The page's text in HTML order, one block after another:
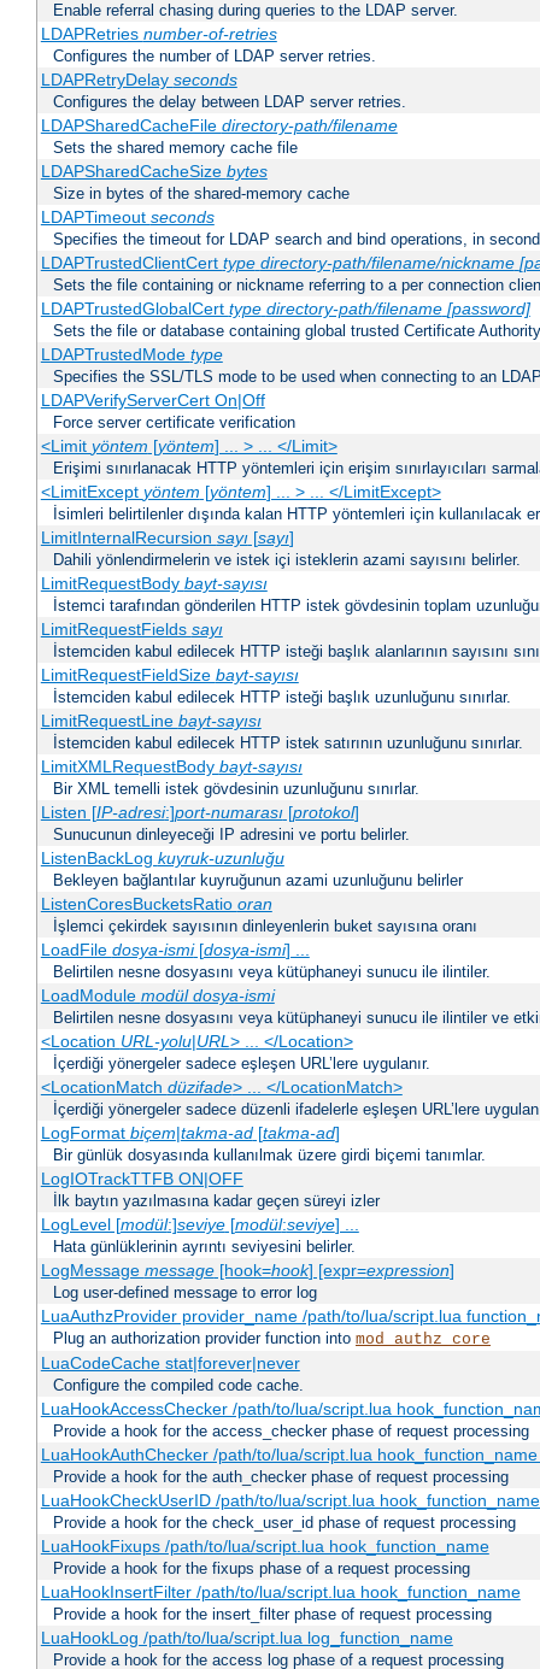
Enable referral chasing during queries to the LDAP server.
LDAPRetries number-of-retries
Configures the number of LDAP server retries.
LDAPRetryDelay seconds
Configures the delay between LDAP server retries.
LDAPSharedCacheFile directory-path/filename
Sets the shared memory cache file
LDAPSharedCacheSize bytes
Size in bytes of the shared-memory cache
LDAPTimeout seconds
Specifies the timeout for LDAP search and bind operations, in
LDAPTrustedClientCert type directory-path/filename/nickname
Sets the file containing or nickname referring to a per connection
LDAPTrustedGlobalCert type directory-path/filename [password]
Sets the file or database containing global trusted Certificate
LDAPTrustedMode type
Specifies the SSL/TLS mode to be used when connecting to an
LDAPVerifyServerCert On|Off
Force server certificate verification
<Limit yöntem [yöntem] ... > ... </Limit>
Erişimi sınırlanacak HTTP yöntemleri için erişim sınırlayıcıları
<LimitExcept yöntem [yöntem] ... > ... </LimitExcept>
İsimleri belirtilenler dışında kalan HTTP yöntemleri için kullanılacak
LimitInternalRecursion sayı[sayı]
Dahili yönlendirmelerin ve istek içi isteklerin azami sayısını belirler.
LimitRequestBody bayt-sayısı
İstemci tarafından gönderilen HTTP istek gövdesinin toplam
LimitRequestFields sayı
İstemciden kabul edilecek HTTP isteği başlık alanlarının sayısını
LimitRequestFieldSize bayt-sayısı
İstemciden kabul edilecek HTTP isteği başlık uzunluğunu sınırlar.
LimitRequestLine bayt-sayısı
İstemciden kabul edilecek HTTP istek satırının uzunluğunu sınırlar.
LimitXMLRequestBody bayt-sayısı
Bir XML temelli istek gövdesinin uzunluğunu sınırlar.
Listen [IP-adresi:]port-numarası[protokol]
Sunucunun dinleyeceği IP adresini ve portu belirler.
ListenBackLog kuyruk-uzunluğu
Bekleyen bağlantılar kuyruğunun azami uzunluğunu belirler
ListenCoresBucketsRatio oran
İşlemci çekirdek sayısının dinleyenlerin buket sayısına oranı
LoadFile dosya-ismi[dosya-ismi] ...
Belirtilen nesne dosyasını veya kütüphaneyi sunucu ile ilintiler.
LoadModule modül dosya-ismi
Belirtilen nesne dosyasını veya kütüphaneyi sunucu ile ilintiler ve
<Location URL-yolu|URL> ... </Location>
İçerdiği yönergeler sadece eşleşen URL’lere uygulanır.
<LocationMatch düzifade> ... </LocationMatch>
İçerdiği yönergeler sadece düzenli ifadelerle eşleşen URL’lere
LogFormat biçem|takma-ad[takma-ad]
Bir günlük dosyasında kullanılmak üzere girdi biçemi tanımlar.
LogIOTrackTTFB ON|OFF
İlk baytın yazılmasına kadar geçen süreyi izler
LogLevel [modül:]seviye[modül:seviye] ...
Hata günlüklerinin ayrıntı seviyesini belirler.
LogMessage message[hook=hook] [expr=expression]
Log user-defined message to error log
LuaAuthzProvider provider_name /path/to/lua/script.lua
Plug an authorization provider function into mod_authz_core
LuaCodeCache stat|forever|never
Configure the compiled code cache.
LuaHookAccessChecker /path/to/lua/script.lua
Provide a hook for the access_checker phase of request processing
LuaHookAuthChecker /path/to/lua/script.lua
Provide a hook for the auth_checker phase of request processing
LuaHookCheckUserID /path/to/lua/script.lua
Provide a hook for the check_user_id phase of request processing
LuaHookFixups /path/to/lua/script.lua hook_function_name
Provide a hook for the fixups phase of a request processing
LuaHookInsertFilter /path/to/lua/script.lua hook_function_name
Provide a hook for the insert_filter phase of request processing
LuaHookLog /path/to/lua/script.lua log_function_name
Provide a hook for the access log phase of a request processing